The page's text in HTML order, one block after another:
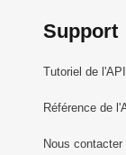
Support
Tutoriel de l'API
Référence de
Nous contacter